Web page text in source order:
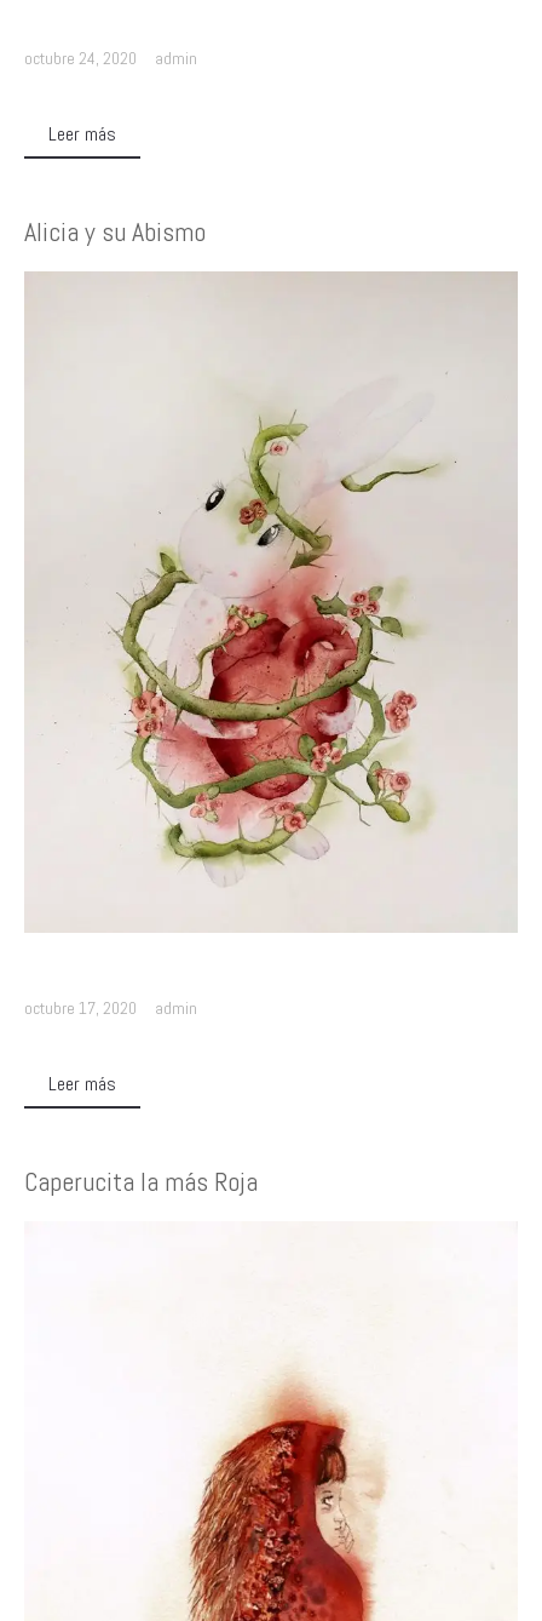
octubre 24, 2020 admin
Leer más
Alicia y su Abismo
octubre 17, 2020 admin
Leer más
Caperucita la más Roja